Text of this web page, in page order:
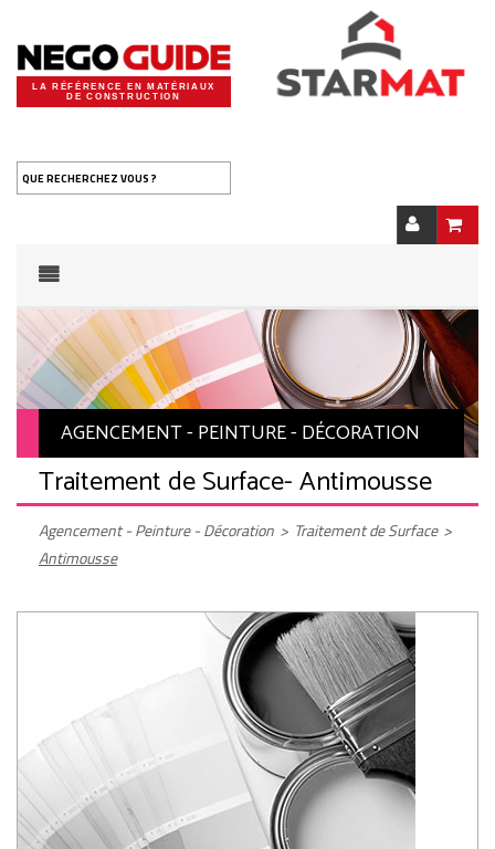
LA RÉFÉRENCE EN MATÉRIAUX
DE CONSTRUCTION
QUE RECHERCHEZ VOUS ?
AGENCEMENT - PEINTURE - DÉCORATION
Traitement de Surface- Antimousse
Agencement - Peinture - Décoration > Traitement de Surface >
Antimousse